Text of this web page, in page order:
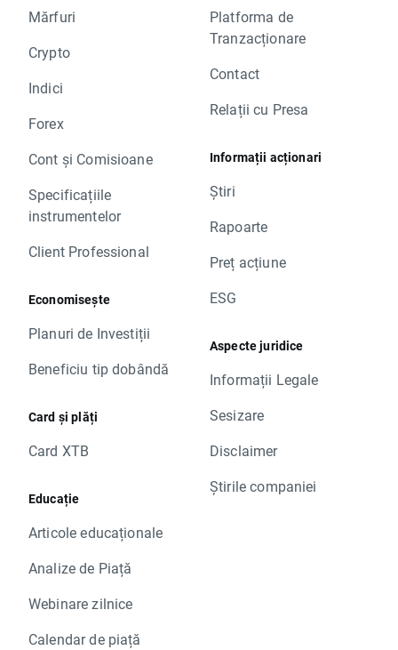
Mărfuri
Crypto
Indici
Forex
Cont și Comisioane
Specificațiile
instrumentelor
Client Professional
Economisește
Planuri de Investiții
Beneficiu tip dobândă
Card și plăți
Card XTB
Educație
Articole educaționale
Analize de Piață
Webinare zilnice
Calendar de piață
Platforma de
Tranzacționare
Contact
Relații cu Presa
Informații acționari
Știri
Rapoarte
Preț acțiune
ESG
Aspecte juridice
Informații Legale
Sesizare
Disclaimer
Știrile companiei